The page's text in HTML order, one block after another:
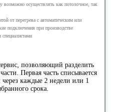
возможно осуществлять как потолочное, так
от перегрева с автоматическим или
подключения при производстве
позволяющий разделить
Первая часть списывается
через каждые 2 недели или 1
срока.